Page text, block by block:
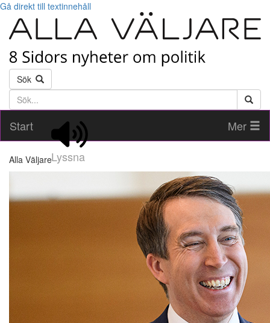
Gå direkt till textinnehåll
Sök
Söktext
Start
Lyssna
Mer
Alla Väljare